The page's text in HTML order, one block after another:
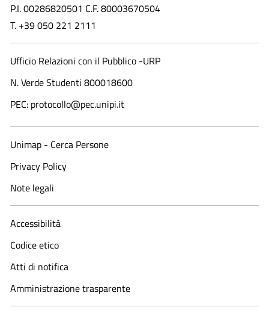
P.I. 00286820501 C.F. 80003670504
T. +39 050 221 2111
Ufficio Relazioni con il Pubblico -URP
N. Verde Studenti 800018600​
PEC: protocollo@pec.unipi.it
Unimap - Cerca Persone
Privacy Policy
Note legali
Accessibilità
Codice etico
Atti di notifica
Amministrazione trasparente